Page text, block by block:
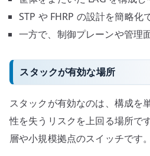
STP や FHRP の設計を簡略化
一方で、制御プレーンや管理
スタックが有効な場所
スタックが有効なのは、構成を
性を失うリスクを上回る場所で
層や小規模拠点のスイッチです。